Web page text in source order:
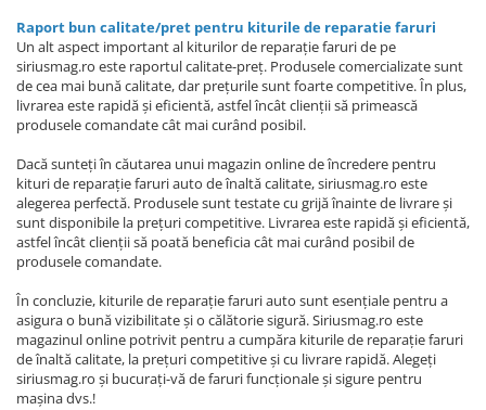
Raport bun calitate/pret pentru kiturile de reparatie faruri
Un alt aspect important al kiturilor de reparație faruri de pe
siriusmag.ro este raportul calitate-preț. Produsele comercializate sunt
de cea mai bună calitate, dar prețurile sunt foarte competitive. În plus,
livrarea este rapidă și eficientă, astfel încât clienții să primească
produsele comandate cât mai curând posibil.
Dacă sunteți în căutarea unui magazin online de încredere pentru
kituri de reparație faruri auto de înaltă calitate, siriusmag.ro este
alegerea perfectă. Produsele sunt testate cu grijă înainte de livrare și
sunt disponibile la prețuri competitive. Livrarea este rapidă și eficientă,
astfel încât clienții să poată beneficia cât mai curând posibil de
produsele comandate.
În concluzie, kiturile de reparație faruri auto sunt esențiale pentru a
asigura o bună vizibilitate și o călătorie sigură. Siriusmag.ro este
magazinul online potrivit pentru a cumpăra kiturile de reparație faruri
de înaltă calitate, la prețuri competitive și cu livrare rapidă. Alegeți
siriusmag.ro și bucurați-vă de faruri funcționale și sigure pentru
mașina dvs.!